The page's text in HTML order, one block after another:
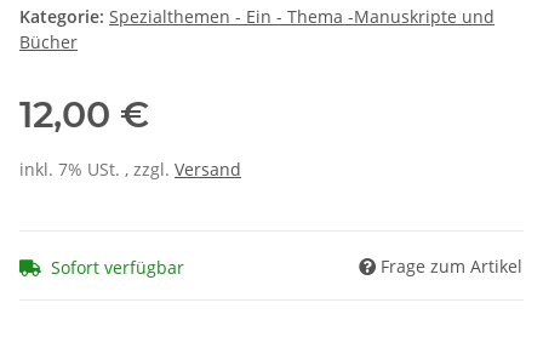
Kategorie: Spezialthemen - Ein - Thema -Manuskripte und
Bücher
12,00 €
inkl. 7% USt. , zzgl. Versand
Sofort verfügbar Frage zum Artikel